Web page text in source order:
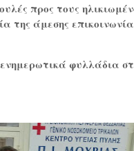
προς τους
της άμεσης
φυλλάδια